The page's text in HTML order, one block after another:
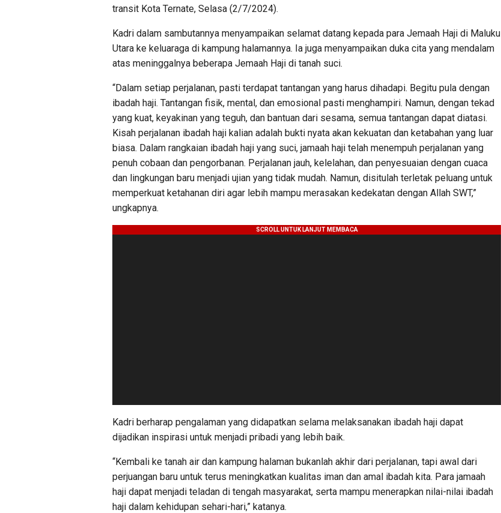
transit Kota Ternate, Selasa (2/7/2024).
Kadri dalam sambutannya menyampaikan selamat datang kepada para Jemaah Haji di Maluku
Utara ke keluaraga di kampung halamannya. Ia juga menyampaikan duka cita yang mendalam
atas meninggalnya beberapa Jemaah Haji di tanah suci.
“Dalam setiap perjalanan, pasti terdapat tantangan yang harus dihadapi. Begitu pula dengan
ibadah haji. Tantangan fisik, mental, dan emosional pasti menghampiri. Namun, dengan tekad
yang kuat, keyakinan yang teguh, dan bantuan dari sesama, semua tantangan dapat diatasi.
Kisah perjalanan ibadah haji kalian adalah bukti nyata akan kekuatan dan ketabahan yang luar
biasa. Dalam rangkaian ibadah haji yang suci, jamaah haji telah menempuh perjalanan yang
penuh cobaan dan pengorbanan. Perjalanan jauh, kelelahan, dan penyesuaian dengan cuaca
dan lingkungan baru menjadi ujian yang tidak mudah. Namun, disitulah terletak peluang untuk
memperkuat ketahanan diri agar lebih mampu merasakan kedekatan dengan Allah SWT,”
ungkapnya.
Kadri berharap pengalaman yang didapatkan selama melaksanakan ibadah haji dapat
dijadikan inspirasi untuk menjadi pribadi yang lebih baik.
“Kembali ke tanah air dan kampung halaman bukanlah akhir dari perjalanan, tapi awal dari
perjuangan baru untuk terus meningkatkan kualitas iman dan amal ibadah kita. Para jamaah
haji dapat menjadi teladan di tengah masyarakat, serta mampu menerapkan nilai-nilai ibadah
haji dalam kehidupan sehari-hari,” katanya.